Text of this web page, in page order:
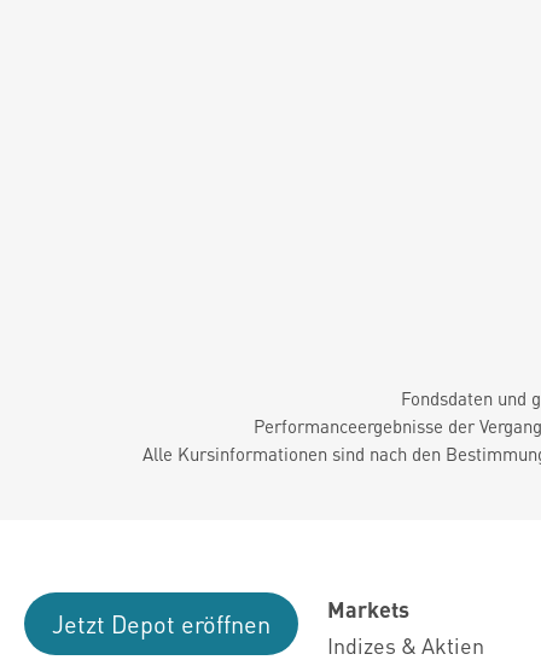
Fondsdaten und
Performanceergebnisse der
Alle Kursinformationen sind nach den
Jetzt Depot eröffnen
Markets
Indizes & Aktien